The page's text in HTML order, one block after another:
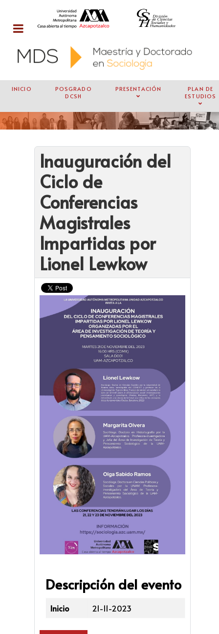
INICIO
POSGRADO
DCSH
PRESENTACIÓN
PLAN DE
ESTUDIOS
Inauguración del
Ciclo de
Conferencias
Magistrales
Impartidas por
Lionel Lewkow
Descripción del evento
Inicio 21-11-2023